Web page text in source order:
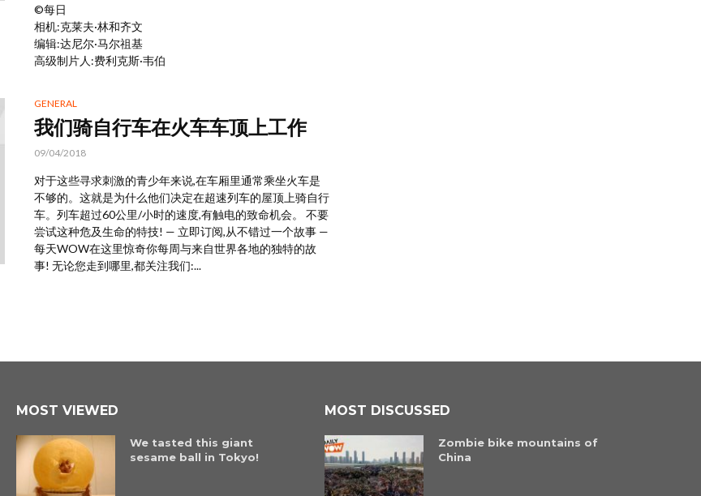
©每日
相机:克莱夫·林和齐文
编辑:达尼尔·马尔祖基
高级制片人:费利克斯·韦伯
GENERAL
我们骑自行车在火车车顶上工作
09/04/2018
对于这些寻求刺激的青少年来说,在车厢里通常乘坐火车是
不够的。这就是为什么他们决定在超速列车的屋顶上骑自行
车。列车超过60公里/小时的速度,有触电的致命机会。 不要
尝试这种危及生命的特技! — 立即订阅,从不错过一个故事 —
每天WOW在这里惊奇你每周与来自世界各地的独特的故
事! 无论您走到哪里,都关注我们:...
MOST VIEWED
We tasted this giant
sesame ball in Tokyo!
MOST DISCUSSED
Zombie bike mountains of
China